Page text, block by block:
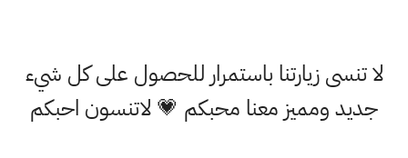
لا تنسى زيارتنا باستمرار للحصول على كل شيء
جديد ومميز معنا محبكم 💗 لاتنسون احبكم